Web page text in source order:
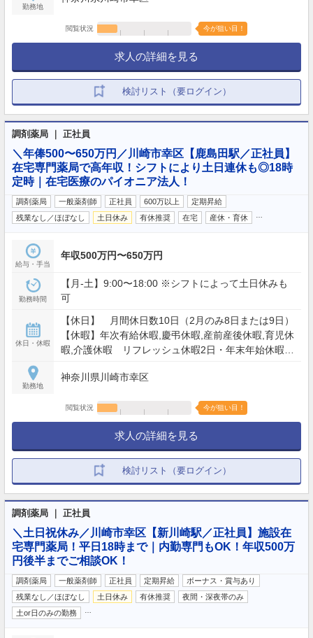
勤務地
閲覧状況 今が狙い目！
求人の詳細を見る
検討リスト（要ログイン）
調剤薬局 ｜ 正社員
＼年俸500〜650万円／川崎市幸区【鹿島田駅／正社員】
在宅専門薬局で高年収！シフトにより土日連休も◎18時
定時｜在宅医療のパイオニア法人！
調剤薬局 一般薬剤師 正社員 600万以上
定期昇給
残業なし／ほぼなし
土日休み 有休推奨 在宅 産休・育休
給与・手当
年収500万円〜650万円
勤務時間
【月‐土】9:00〜18:00 ※シフトによって土日休みも
可
休日・休暇
【休日】 月間休日数10日（2月のみ8日または9日）
【休暇】年次有給休暇,慶弔休暇,産前産後休暇,育児休
暇,介護休暇 リフレッシュ休暇2日・年末年始休暇
勤務地
神奈川県川崎市幸区
閲覧状況 今が狙い目！
求人の詳細を見る
検討リスト（要ログイン）
調剤薬局 ｜ 正社員
＼土日祝休み／川崎市幸区【新川崎駅／正社員】施設在
宅専門薬局！平日18時まで｜内勤専門もOK！年収500万
円後半までご相談OK！
調剤薬局 一般薬剤師 正社員 定期昇給
ボーナス・賞与あり
残業なし／ほぼなし
土日休み 有休推奨
夜間・深夜帯のみ
土or日のみの勤務